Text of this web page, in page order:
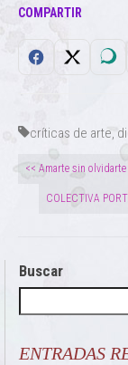
COMPARTIR
críticas de arte,
<< Amarte sin olvidarte
COLECTIVA
Buscar
ENTRADAS